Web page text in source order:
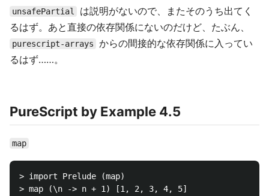
unsafePartial
は説明がないので、またそのうち出てく
るはず。あと直接の依存関係にないのだけど、たぶん、
purescript-arrays
からの間接的な依存関係に入ってい
るはず……。
PureScript by Example 4.5
map
> import Prelude (map)
> map (\n -> n + 1) [1, 2, 3, 4, 5]